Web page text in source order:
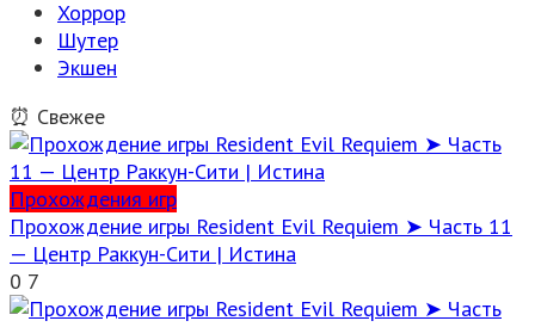
Хоррор
Шутер
Экшен
⏰ Свежее
Прохождения игр
Прохождение игры Resident Evil Requiem ➤ Часть 11
— Центр Раккун-Сити | Истина
0 7